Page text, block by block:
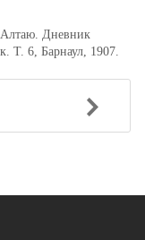
Дневник
Т. 6, Барнаул, 1907.
Вперед